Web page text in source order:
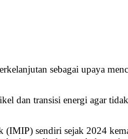
sebagai upaya
dan transisi energi agar
sendiri sejak 2024